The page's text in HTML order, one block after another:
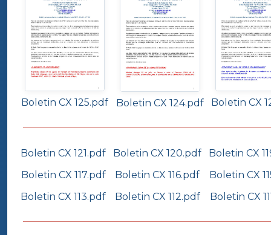
Boletin CX 125.pdf Boletin CX 124.pdf Boletin CX
Boletin CX 121.pdf Boletin CX 120.pdf
Boletin CX
Boletin CX 117.pdf
Boletin CX 116.pdf
Boletin CX
Boletin CX 113.pdf
Boletin CX 112.pdf Boletin CX